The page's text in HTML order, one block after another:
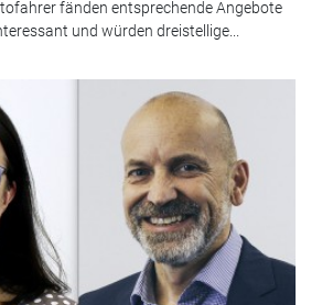
fänden entsprechende Angebote
und würden dreistellige...